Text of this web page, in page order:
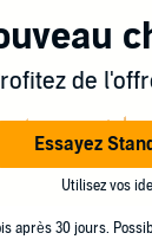
de
Essayez
Utilisez vos
après 30 jours.